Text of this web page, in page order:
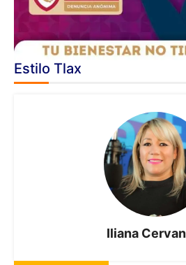
Estilo Tlax
Iliana